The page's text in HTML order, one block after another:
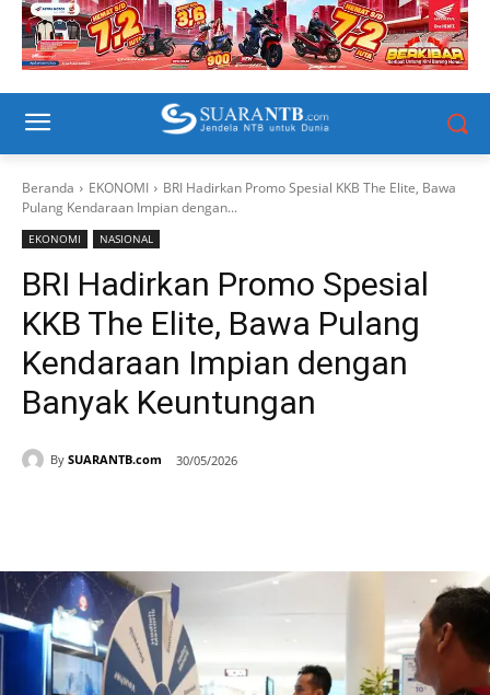
Beranda EKONOMI
BRI Hadirkan Promo Spesial KKB The Elite, Bawa
Pulang Kendaraan Impian dengan...
EKONOMI NASIONAL
BRI Hadirkan Promo Spesial
KKB The Elite, Bawa Pulang
Kendaraan Impian dengan
Banyak Keuntungan
By SUARANTB.com 30/05/2026